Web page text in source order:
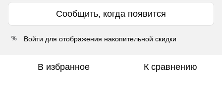
Сообщить, когда появится
% Войти для отображения накопительной скидки
В избранное К сравнению